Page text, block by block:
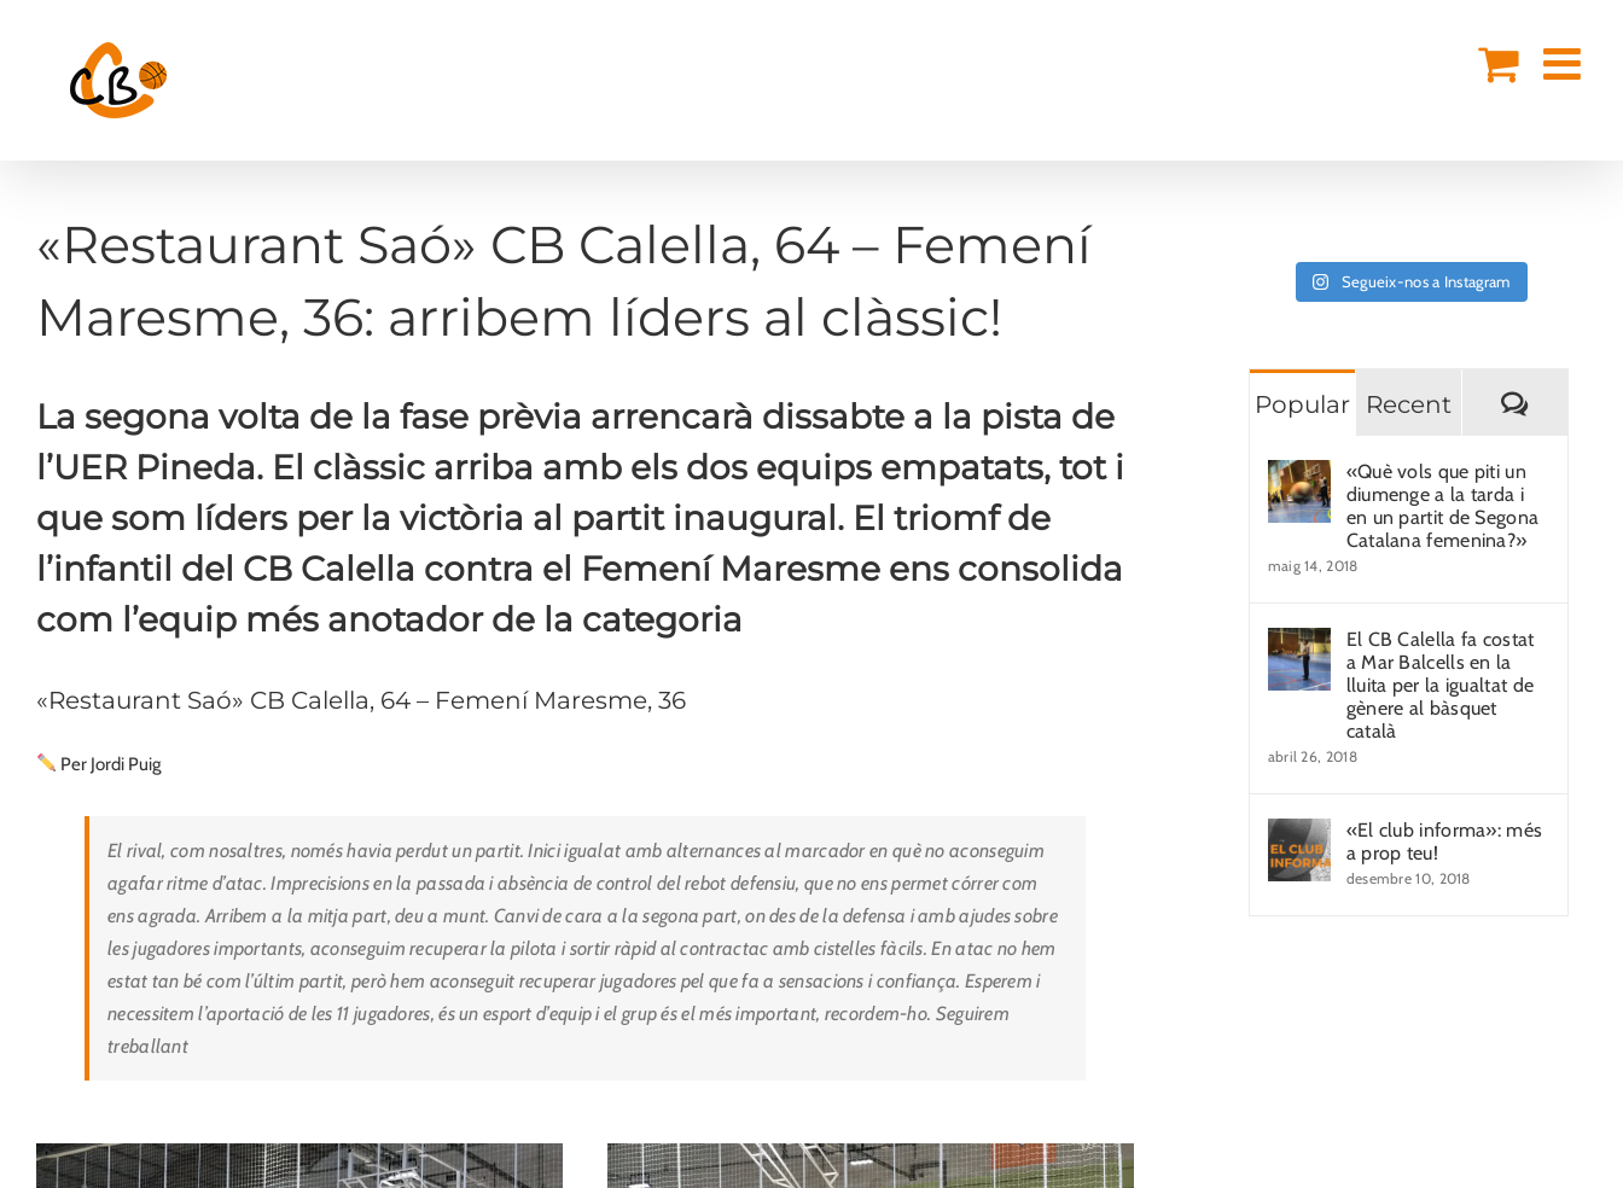
«Restaurant Saó» CB Calella, 64 – Femení
Maresme, 36: arribem líders al clàssic!
La segona volta de la fase prèvia arrencarà dissabte a la pista de
l’UER Pineda. El clàssic arriba amb els dos equips empatats, tot i
que som líders per la victòria al partit inaugural. El triomf de
l’infantil del CB Calella contra el Femení Maresme ens consolida
com l’equip més anotador de la categoria
«Restaurant Saó» CB Calella, 64 – Femení Maresme, 36
Per Jordi Puig
El rival, com nosaltres, només havia perdut un partit. Inici igualat amb alternances al marcador en què no aconseguim
agafar ritme d’atac. Imprecisions en la passada i absència de control del rebot defensiu, que no ens permet córrer com
ens agrada. Arribem a la mitja part, deu a munt. Canvi de cara a la segona part, on des de la defensa i amb ajudes sobre
les jugadores importants, aconseguim recuperar la pilota i sortir ràpid al contractac amb cistelles fàcils. En atac no hem
estat tan bé com l’últim partit, però hem aconseguit recuperar jugadores pel que fa a sensacions i confiança. Esperem i
necessitem l’aportació de les 11 jugadores, és un esport d’equip i el grup és el més important, recordem-ho. Seguirem
treballant
Segueix-nos a Instagram
Popular Recent
«Què vols que piti un
diumenge a la tarda i
en un partit de Segona
Catalana femenina?»
maig 14, 2018
El CB Calella fa costat
a Mar Balcells en la
lluita per la igualtat de
gènere al bàsquet
català
abril 26, 2018
«El club informa»: més
a prop teu!
desembre 10, 2018